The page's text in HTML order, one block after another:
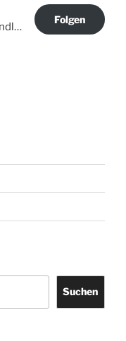
@irgendlink.de@irgendlink.de
Folgen
Suchen